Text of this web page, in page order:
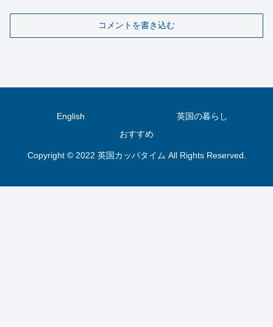
コメントを書き込む
English
英国の暮らし
おすすめ
Copyright © 2022 英国カッパタイム All Rights Reserved.